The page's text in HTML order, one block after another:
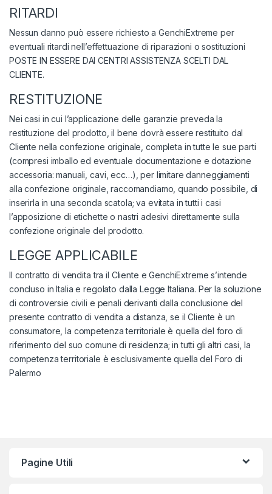
RITARDI
Nessun danno può essere richiesto a GenchiExtreme per
eventuali ritardi nell’effettuazione di riparazioni o sostituzioni
POSTE IN ESSERE DAI CENTRI ASSISTENZA SCELTI DAL
CLIENTE.
RESTITUZIONE
Nei casi in cui l’applicazione delle garanzie preveda la
restituzione del prodotto, il bene dovrà essere restituito dal
Cliente nella confezione originale, completa in tutte le sue parti
(compresi imballo ed eventuale documentazione e dotazione
accessoria: manuali, cavi, ecc…), per limitare danneggiamenti
alla confezione originale, raccomandiamo, quando possibile, di
inserirla in una seconda scatola; va evitata in tutti i casi
l’apposizione di etichette o nastri adesivi direttamente sulla
confezione originale del prodotto.
LEGGE APPLICABILE
Il contratto di vendita tra il Cliente e GenchiExtreme s’intende
concluso in Italia e regolato dalla Legge Italiana. Per la soluzione
di controversie civili e penali derivanti dalla conclusione del
presente contratto di vendita a distanza, se il Cliente è un
consumatore, la competenza territoriale è quella del foro di
riferimento del suo comune di residenza; in tutti gli altri casi, la
competenza territoriale è esclusivamente quella del Foro di
Palermo
Pagine Utili